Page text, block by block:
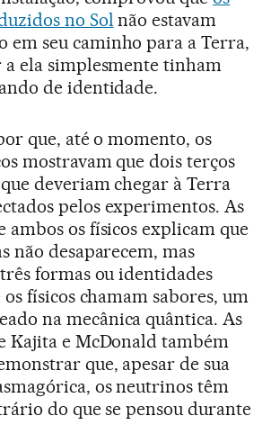
no Sol não estavam
em seu caminho para a Terra,
a ela simplesmente tinham
de identidade.
que, até o momento, os
mostravam que dois terços
deveriam chegar à Terra
pelos experimentos. As
ambos os físicos explicam que
não desaparecem, mas
formas ou identidades
físicos chamam sabores, um
na mecânica quântica. As
Kajita e McDonald também
que, apesar de sua
os neutrinos têm
do que se pensou durante